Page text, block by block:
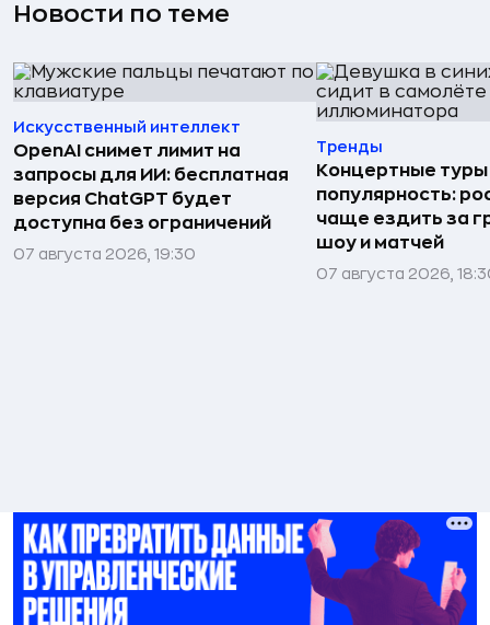
Новости по теме
Искусственный интеллект
OpenAI снимет лимит на
запросы для ИИ: бесплатная
версия ChatGPT будет
доступна без ограничений
07 августа 2026, 19:30
Тренды
Концертные
популярность:
чаще ездить за
шоу и матчей
07 августа 2026,